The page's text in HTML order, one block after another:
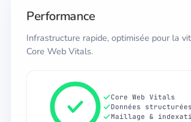
Performance
Infrastructure rapide, optimisée pour la
Core Web Vitals.
Core Web Vitals
Données structurées
Maillage &